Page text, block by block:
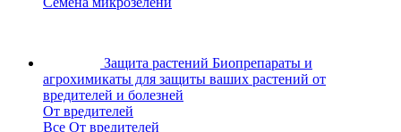
Защита растений Биопрепараты и
агрохимикаты для защиты ваших растений от
вредителей и болезней
От вредителей
Все От вредителей